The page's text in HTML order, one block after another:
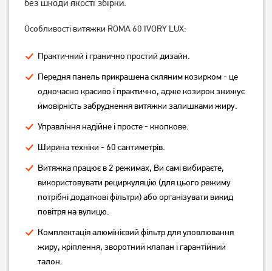
3 869
0960 Punto Black
Немає в наявності
0960 PUNTO GREY
3 389грн
3 209
без шкоди якості збірки.
Особливості витяжки ROMA 60 IVORY LUX:
Практичний і гранично простий дизайн.
Передня панель прикрашена скляним козирком - це
одночасно красиво і практично, адже козирок знижує
ймовірність забруднення витяжки залишками жиру.
Управління надійне і просте - кнопкове.
Ширина техніки - 60 сантиметрів.
Витяжка працює в 2 режимах, Ви самі вибираєте,
використовувати рециркуляцію (для цього режиму
потрібні додаткові фільтри) або організувати викид
повітря на вулицю.
Комплектація алюмінієвий фільтр для уловлювання
жиру, кріплення, зворотний клапан і гарантійний
талон.